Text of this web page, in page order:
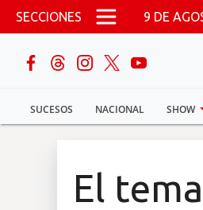
Pasar al contenido principal
SECCIONES 9 DE
SUCESOS NACIONAL SHOW
buscar
Sucesos
El